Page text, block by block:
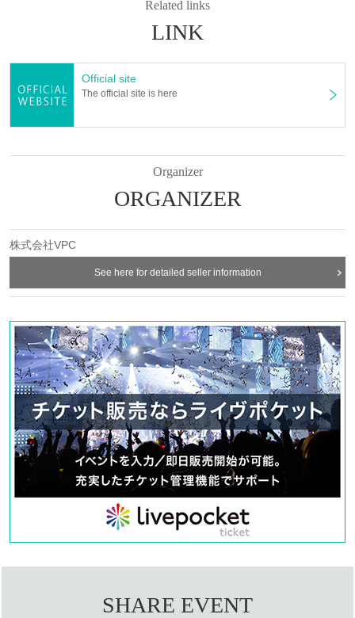
For ticket purchase
In addition, you will be asked to authenticate yourself with Mobile phone
number when making a purchase. Please make sure to Membership
registration in advance.
▶︎Click here for Membership registration
▶︎Membership registration details
・Please make your purchase using your smartphone or PC.
・After purchase, you cannot change the date or time or cancel. Please read
・Tickets will be sold until the scheduled Quantity is reached. *If the
scheduled Quantity is reached, no tickets will be sold on the day.
・Even if an item is displayed as sold out, it may become available for
purchase again depending on sales conditions.
・In order to allow as many customers as possible to attend, we ask for your
cooperation in purchasing only Quantity you need.
Ticket handling and admission
information
・You may not be able to enter if you arrive after the posted admission time.
・Tickets cannot be shared (transferred). The person who purchased the ticket
must be in attendance.
・転売目的でのご購入を固く禁止しております。違反が確認された場合は、該
当チケットを無効とさせていただきます。
・ご入場は、ご購入された時間帯につき1回限りとなります。複数の時間帯の
チケットをお持ちの場合でも、それぞれの時間帯ごとに1回のご入場となり、
同一時間内での再入場はできません。
・同じ時間帯のチケットを追加購入された場合、整理番号が離れる可能性があ
Related links
LINK
Official site
The official site is here
Organizer
ORGANIZER
株式会社VPC
See here for detailed seller information
SHARE EVENT